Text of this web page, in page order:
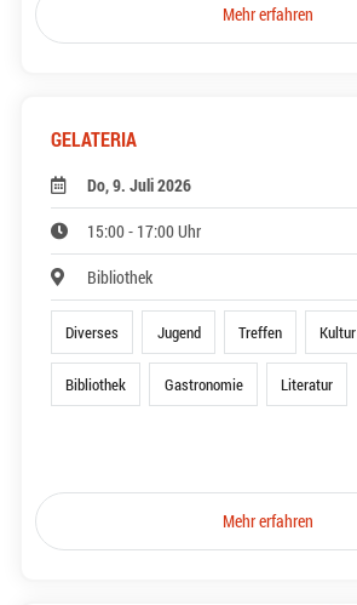
Mehr erfahren
GELATERIA
Do, 9. Juli 2026
15:00 - 17:00 Uhr
Bibliothek
Diverses Jugend Treffen Kultur
Bibliothek Gastronomie Literatur
Mehr erfahren